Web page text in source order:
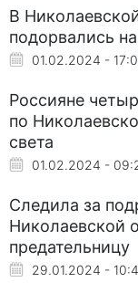
В
подорвались
01.02.2024 -
Россияне
по
света
01.02.2024 -
Следила за
Николаевской
предательницу
29.01.2024 -